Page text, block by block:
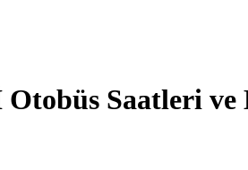
Saatleri ve